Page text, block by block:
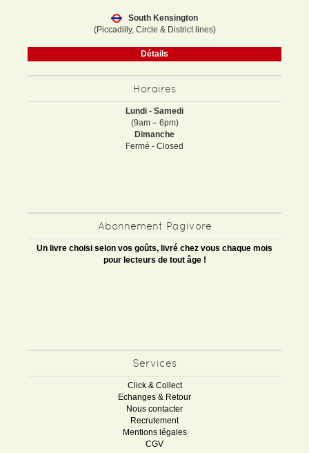
South Kensington
(Piccadilly, Circle & District lines)
Détails
Horaires
Lundi - Samedi
(9am – 6pm)
Dimanche
Fermé - Closed
Abonnement Pagivore
Un livre choisi selon vos goûts, livré chez vous chaque mois
pour lecteurs de tout âge !
Services
Click & Collect
Echanges & Retour
Nous contacter
Recrutement
Mentions légales
CGV